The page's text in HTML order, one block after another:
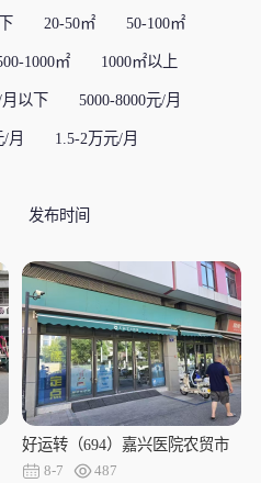
20-50㎡ 50-100㎡
1000㎡ 1000㎡以上
以下 5000-8000元/月
月 1.5-2万元/月
发布时间
好运转（694）嘉兴医院农贸市
场旁旺铺转让可餐饮
8-7 487